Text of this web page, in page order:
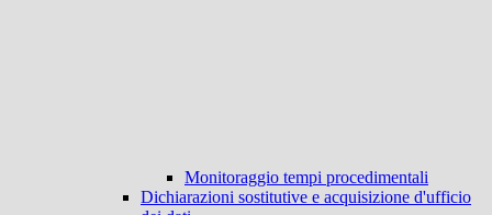
Monitoraggio tempi procedimentali
Dichiarazioni sostitutive e acquisizione d'ufficio